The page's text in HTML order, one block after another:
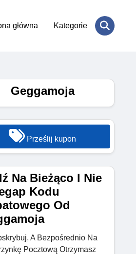
główna Kategorie
Geggamoja
Prześlij kupon
Na Bieżąco I Nie
Kodu
Od
A Bezpośrednio Na
Pocztową Otrzymasz